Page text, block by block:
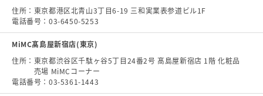
住所： 東京都港区北青山3丁目6-19 三和実業表参道ビル1F
電話番号： 03-6450-5253
MiMC髙島屋新宿店(東京)
住所： 東京都渋谷区千駄ヶ谷5丁目24番2号 髙島屋新宿店 1階 化粧品
売場 MiMCコーナー
電話番号： 03-5361-1443